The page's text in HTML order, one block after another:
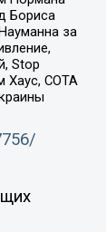
Бориса
за
Stop
Хаус, СОТА